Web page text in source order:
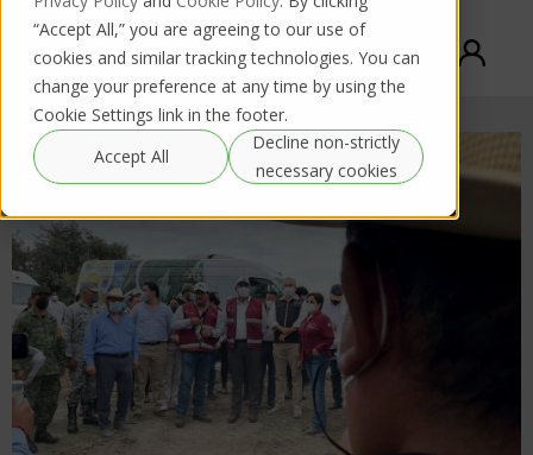
“Accept All,” you are agreeing to our use of
cookies and similar tracking technologies. You can
change your preference at any time by using the
Cookie Settings link in the footer.
Accept All
Decline non-strictly
necessary cookies